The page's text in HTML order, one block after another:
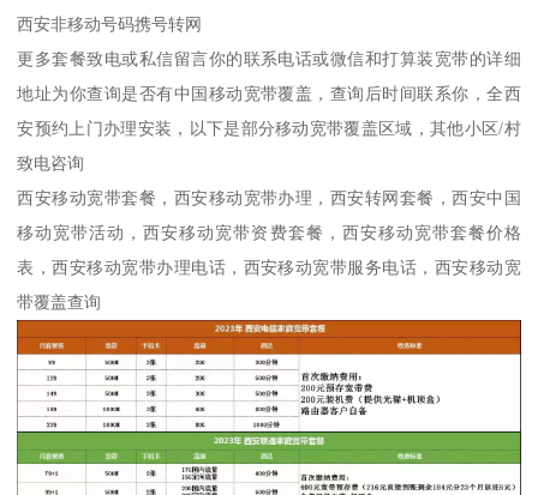
西安非移动号码携号转网
更多套餐致电或私信留言你的联系电话或微信和打算装宽带的详细
地址为你查询是否有中国移动宽带覆盖，查询后时间联系你，全西
安预约上门办理安装，以下是部分移动宽带覆盖区域，其他小区/村
致电咨询
西安移动宽带套餐，西安移动宽带办理，西安转网套餐，西安中国
移动宽带活动，西安移动宽带资费套餐，西安移动宽带套餐价格
表，西安移动宽带办理电话，西安移动宽带服务电话，西安移动宽
带覆盖查询